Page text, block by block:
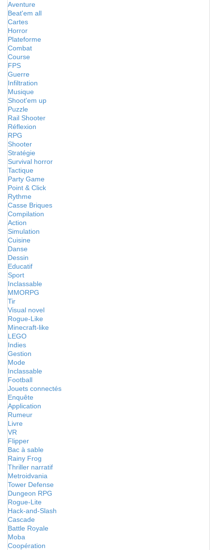
Aventure
Beat'em all
Cartes
Horror
Plateforme
Combat
Course
FPS
Guerre
Infiltration
Musique
Shoot'em up
Puzzle
Rail Shooter
Réflexion
RPG
Shooter
Stratégie
Survival horror
Tactique
Party Game
Point & Click
Rythme
Casse Briques
Compilation
Action
Simulation
Cuisine
Danse
Dessin
Educatif
Sport
Inclassable
MMORPG
Tir
Visual novel
Rogue-Like
Minecraft-like
LEGO
Indies
Gestion
Mode
Inclassable
Football
Jouets connectés
Enquête
Application
Rumeur
Livre
VR
Flipper
Bac à sable
Rainy Frog
Thriller narratif
Metroidvania
Tower Defense
Dungeon RPG
Rogue-Lite
Hack-and-Slash
Cascade
Battle Royale
Moba
Coopération